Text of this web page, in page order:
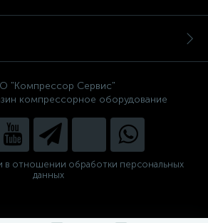
"Компрессор Сервис"
компрессорное оборудование
в отношении обработки персональных
данных